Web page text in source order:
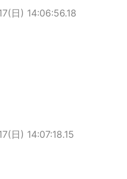
日) 14:06:56.18
日) 14:07:18.15